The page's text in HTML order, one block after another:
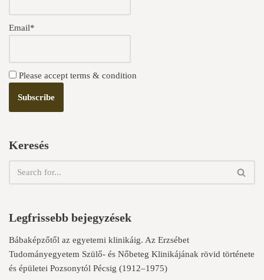
Email*
Please accept terms & condition
Keresés
Legfrissebb bejegyzések
Bábaképzőtől az egyetemi klinikáig. Az Erzsébet
Tudományegyetem Szülő- és Nőbeteg Klinikájának rövid története
és épületei Pozsonytól Pécsig (1912–1975)